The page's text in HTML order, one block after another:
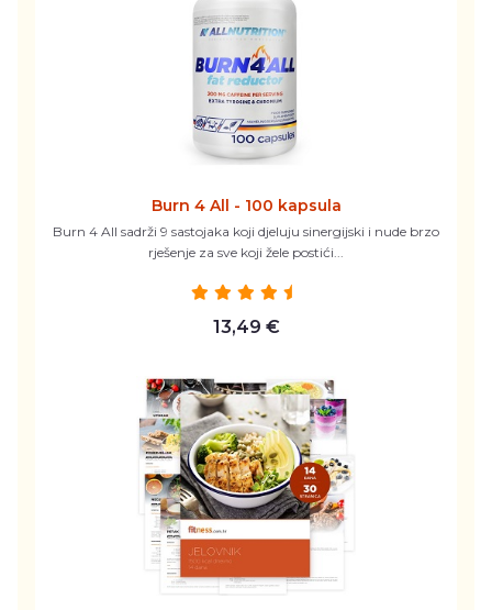
Burn 4 All - 100 kapsula
Burn 4 All sadrži 9 sastojaka koji djeluju sinergijski i nude brzo
rješenje za sve koji žele postići...
13,49 €